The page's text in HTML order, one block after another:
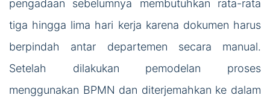
pengadaan sebelumnya membutuhkan rata-rata
tiga hingga lima hari kerja karena dokumen harus
berpindah antar departemen secara manual.
Setelah dilakukan pemodelan proses
menggunakan BPMN dan diterjemahkan ke dalam